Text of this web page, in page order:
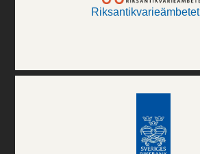
Riksantikvarieämbetet